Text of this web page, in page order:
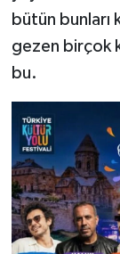
bütün bunları
gezen birçok
bu.